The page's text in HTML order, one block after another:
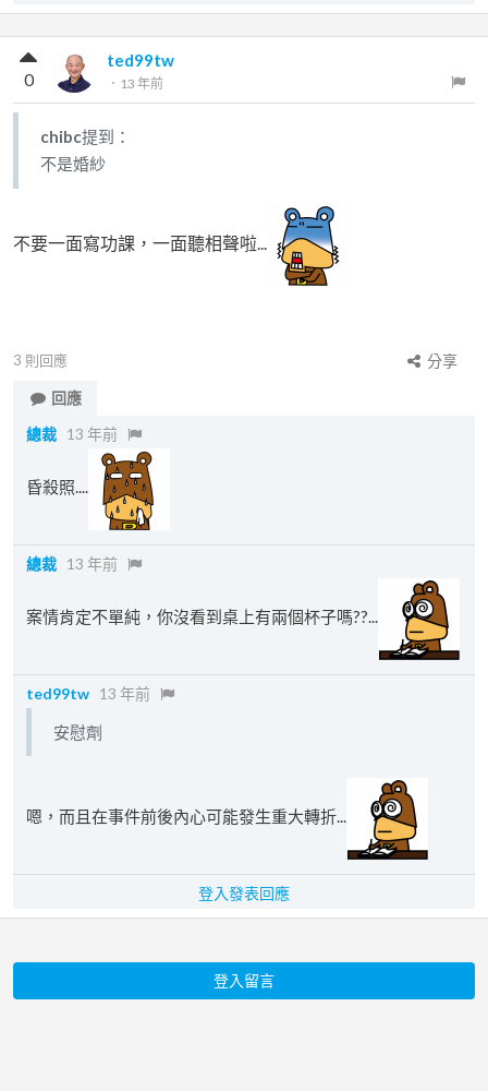
ted99tw
． 13 年前
0
chibc提到：
不是婚紗
不要一面寫功課，一面聽相聲啦...
3 則回應
分享
回應
總裁 13 年前
昏殺照....
總裁 13 年前
案情肯定不單純，你沒看到桌上有兩個杯子嗎??...
ted99tw 13 年前
安慰劑
嗯，而且在事件前後內心可能發生重大轉折...
登入發表回應
登入留言